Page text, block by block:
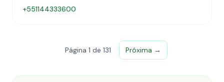
+551144333600
Página 1 de 131 Próxima →